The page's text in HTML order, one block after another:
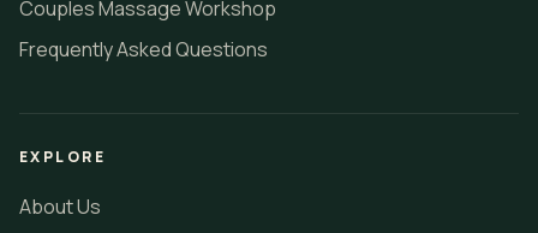
Couples Massage Workshop
Frequently Asked Questions
EXPLORE
About Us